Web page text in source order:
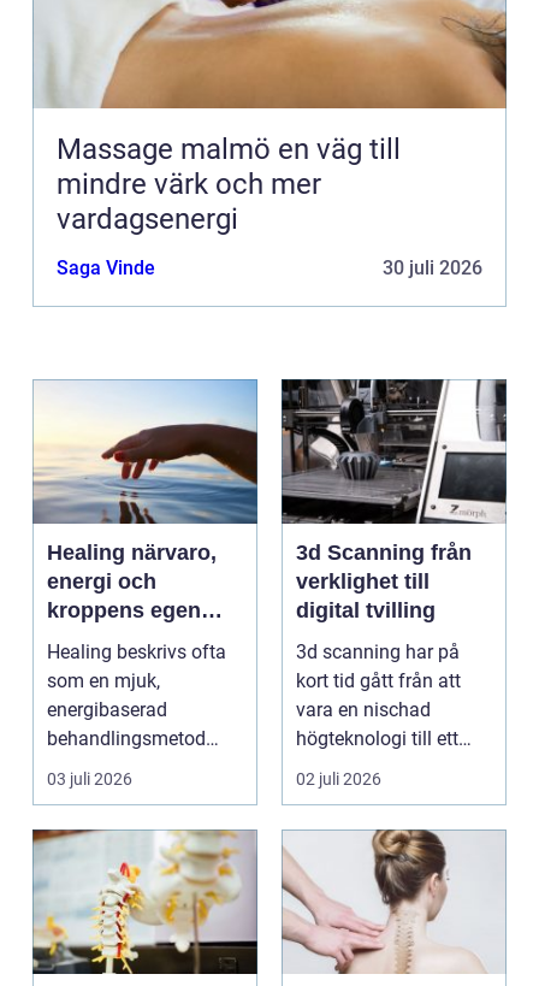
Massage malmö en väg till
mindre värk och mer
vardagsenergi
Saga Vinde 30 juli 2026
Healing närvaro,
energi och
kroppens egen
förmåga att läka
Healing beskrivs ofta
som en mjuk,
energibaserad
behandlingsmetod
som stödjer kroppens
egen läknings...
03 juli 2026
3d Scanning från
verklighet till
digital tvilling
3d scanning har på
kort tid gått från att
vara en nischad
högteknologi till ett
praktiskt verktyg fö...
02 juli 2026